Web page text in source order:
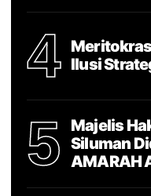
4
Ilusi
5
Majelis
Siluman
AMARAH